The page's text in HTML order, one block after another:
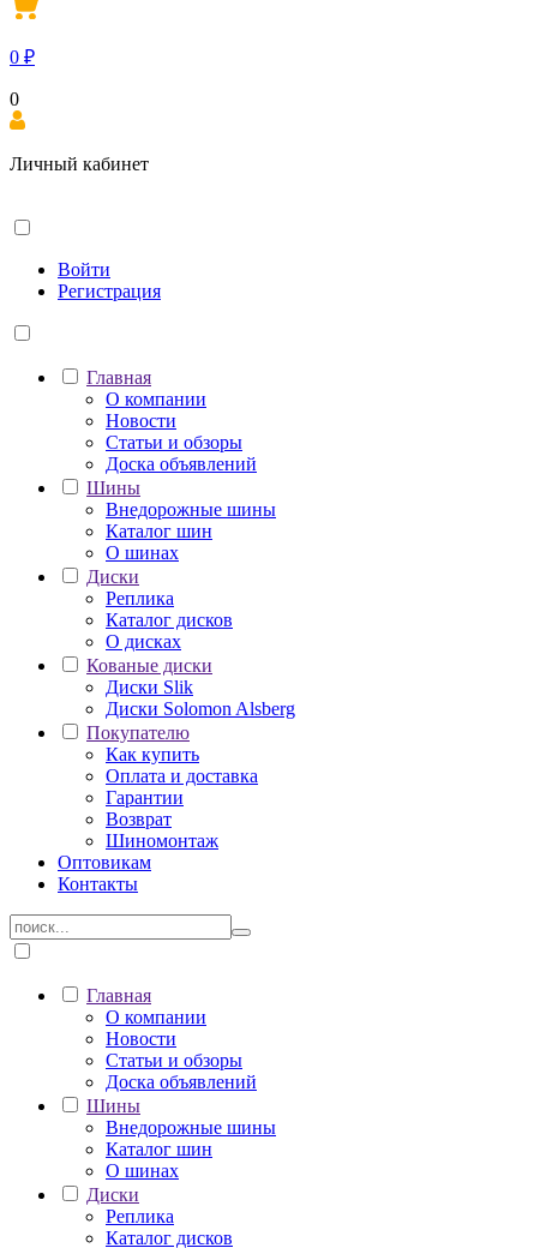
0 ₽
0
Личный кабинет
Войти
Регистрация
Главная
О компании
Новости
Статьи и обзоры
Доска объявлений
Шины
Внедорожные шины
Каталог шин
О шинах
Диски
Реплика
Каталог дисков
О дисках
Кованые диски
Диски Slik
Диски Solomon Alsberg
Покупателю
Как купить
Оплата и доставка
Гарантии
Возврат
Шиномонтаж
Оптовикам
Контакты
Главная
О компании
Новости
Статьи и обзоры
Доска объявлений
Шины
Внедорожные шины
Каталог шин
О шинах
Диски
Реплика
Каталог дисков